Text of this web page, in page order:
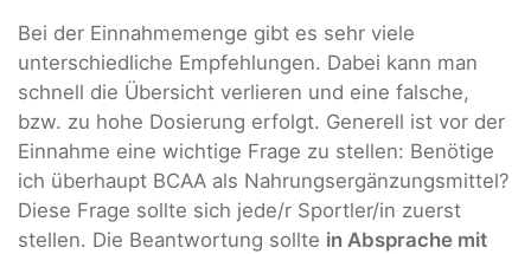
Bei der Einnahmemenge gibt es sehr viele
unterschiedliche Empfehlungen. Dabei kann man
schnell die Übersicht verlieren und eine falsche,
bzw. zu hohe Dosierung erfolgt. Generell ist vor der
Einnahme eine wichtige Frage zu stellen: Benötige
ich überhaupt BCAA als Nahrungsergänzungsmittel?
Diese Frage sollte sich jede/r Sportler/in zuerst
stellen. Die Beantwortung sollte in Absprache mit